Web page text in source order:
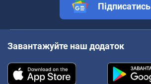
Підписатись
Завантажуйте наш додаток